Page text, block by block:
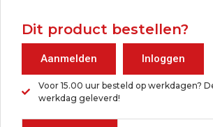
Dit product bestellen?
Aanmelden Inloggen
Voor 15.00 uur besteld op werkdagen?
werkdag geleverd!